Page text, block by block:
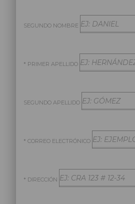
SEGUNDO NOMBRE
* PRIMER APELLIDO
SEGUNDO APELLIDO
* CORREO ELECTRÓNICO
* DIRECCIÓN